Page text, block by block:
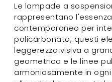
Le lampade a
rappresentano
contemporaneo per
policarbonato, questi
leggerezza visiva a
geometrica e le linee
armoniosamente in